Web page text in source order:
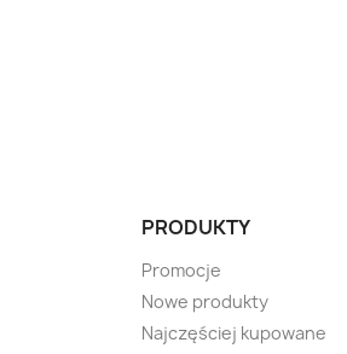
PRODUKTY
Promocje
Nowe produkty
Najczęściej kupowane